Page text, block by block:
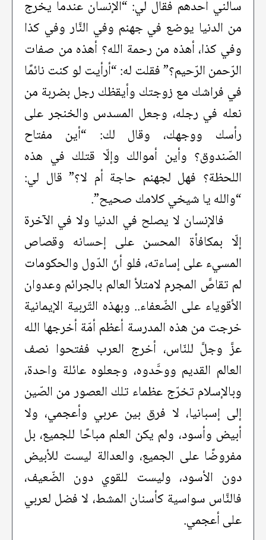
سألني أحدهم فقال لي: “الإنسان عندما يخرج
من الدنيا يوضع في جهنم وفي النَّار وفي كذا
وفي كذا، أهذه من رحمة الله؟ أهذه من صفات
الرّحمن الرّحيم؟” فقلت له: “أرأيت لو كنت نائمًا
في فراشك مع زوجتك وأيقظك رجل بضربة من
نعله في رجله، وجعل المسدس والخنجر على
رأسك ووجهك، وقال لك: “أين مفتاح
الصّندوق؟ وأين أموالك وإلّا قتلك في هذه
اللحظة؟ فهل لجهنم حاجة أم لا؟” قال لي:
“والله يا شيخي كلامك صحيح”.
فالإنسان لا يصلح في الدنيا ولا في الآخرة
إلّا بمكافأة المحسن على إحسانه وقصاص
المسيء على إساءته، فلو أنّ الدّول والحكومات
لم تقاصَّ المجرم لامتلأ العالم بالجرائم وعدوان
الأقوياء على الضّعفاء.. وبهذه التّربية الإيمانية
خرجت من هذه المدرسة أعظم أمّة أخرجها الله
عزَّ وجلَّ للنّاس، أخرج العرب ففتحوا نصف
العالم القديم ووحَّدوه، وجعلوه عائلة واحدة،
وبالإسلام تخرّج عظماء تلك العصور من الصّين
إلى إسبانيا، لا فرق بين عربي وأعجمي، ولا
أبيض وأسود، ولم يكن العلم مباحًا للجميع، بل
مفروضًا على الجميع، والعدالة ليست للأبيض
دون الأسود، وليست للقوي دون الضّعيف،
فالنَّاس سواسية كأسنان المشط، لا فضل لعربي
على أعجمي.